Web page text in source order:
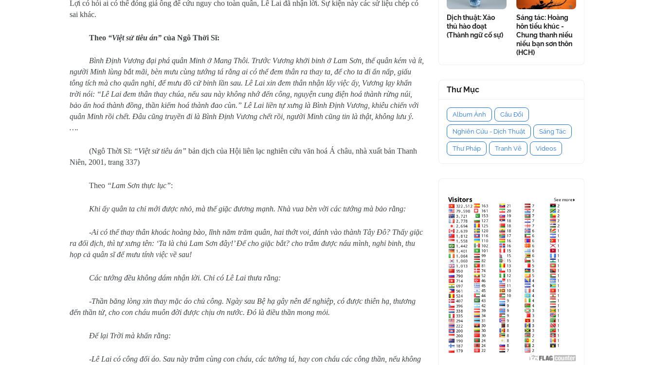
Lợi có hỏi ai có thể đóng giả ông để cứu nguy cho toàn quân, Lê Lai đã nhận lời. Sự kiện này các sử liệu chép có
sai khác.
Theo “Việt sử tiêu án” của Ngô Thời Sĩ:
Bình Định Vương đại phá quân Minh ở Mang Thôi. Trước Vương khởi binh ở Lam Sơn, thế quân kém và ít,
người Minh lùng bắt mãi, bèn mưu cùng tướng tá rằng ai có thể đem thân ra thay ta, để cho ta đi ẩn nấp, giấu
tông tích mà cho quân nghỉ, để mưu đồ cử binh lần sau. Lê Lai xin đem thân nhận lấy việc ấy, Vương lạy khấn
trời nói: “Lê Lai đem thân thay chúa, nếu sau này không nhớ đến công, nguyện cung điện hoá thành rừng núi,
bảo ấn hoá thành đồng, thần kiếm hoá thành đao cùn.” Lê Lai liền tự xưng là Bình Định Vương, khiêu chiến với
quân Minh rồi chết. Đâu cũng truyền đi là Bình Định Vương chết rồi, người Minh cũng tin là thật, không lưu ý.
….
(Ngô Thời Sĩ: “Việt sử tiêu án” bản dịch của Hội liên lạc nghiên cứu văn hoá Á châu, nhà xuất bản Thanh
Niên, 2001, trang 337)
Theo “Lam Sơn thực lục”:
Khi ấy quân ta chỉ mới được nhỏ, mà thế giặc đương mạnh. Nhà vua bèn vời các tướng mà bảo rằng:
-Ai có thể thay thân khoác hoàng bào, lĩnh năm trăm quân, hai thớt voi, đánh vào thành Tây Đô? Thấy giặc
ra đối địch, thì tự xưng tên: ‘Ta là chủ Lam Sơn đây!’ Để cho giặc bắt? cho trẫm được náu mình, nghỉ binh, thu
họp cả quân sĩ để mưu tính việc về sau!
Các tướng đều không dám nhận lời. Chỉ có Lê Lai thưa rằng:
-Thần băng lòng xin thay mặc áo chủ công. Ngày sau Bệ hạ gây nên đế nghiệp, có được thiên hạ, thương
đến thần tử, cho con cháu muôn đời được chịu ơn nước. Đó là điều thần mong mỏi.
Đế lại Trời mà khấn rằng:
-Lê Lai có công đổi áo. Sau này trẫm cùng con cháu, các tướng tá, hay con cháu các công thần, nếu không
Dịch thuật: Xảo
thủ hào đoạt
(Thành ngữ cố sự)
Sáng tác: Hoàng
hôn tiểu khúc -
Chung thanh niểu
niểu bạn sơn thôn
(HCH)
Thư Mục
Album Ảnh Câu Đối
Nghiên Cứu - Dịch Thuật Sáng Tác
Thư Pháp Tranh Vẽ Videos